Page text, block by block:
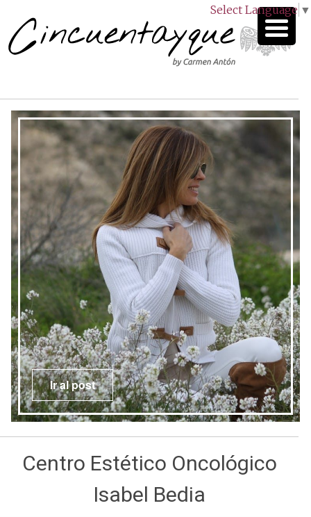
Select Language ▼
Ir al post
Centro Estético Oncológico
Isabel Bedia